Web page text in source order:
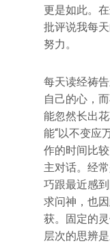
更是如此。
批评说我每
努力。
每天读经祷
自己的心，
能忽然长出
能“以不变应
作的时间比
主对话。经
巧跟最近感
求问神，也
获。固定的
层次的思辨